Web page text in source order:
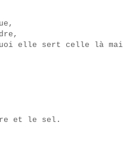
elle sert celle là
et le sel.